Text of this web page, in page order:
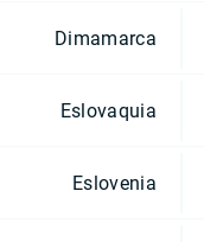
Dimamarca
Eslovaquia
Eslovenia